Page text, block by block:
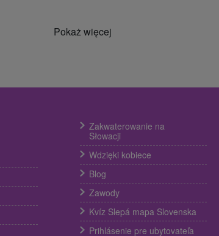
Pokaż więcej
Zakwaterowanie na
Słowacji
Wdzięki kobiece
Blog
Zawody
Kvíz Slepá mapa Slovenska
Prihlásenie pre ubytovateľa